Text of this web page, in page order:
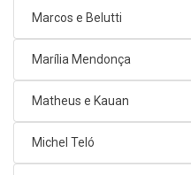
Marcos e Belutti
Marília Mendonça
Matheus e Kauan
Michel Teló